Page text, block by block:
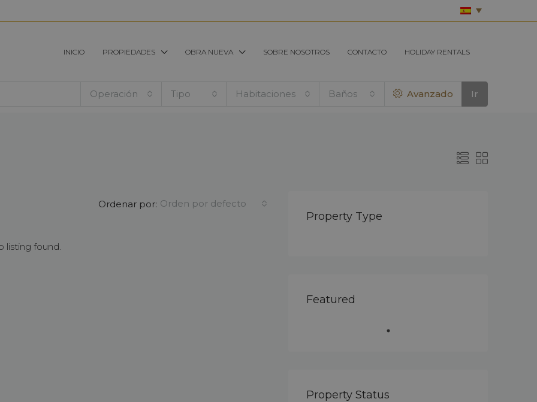
INICIO PROPIEDADES OBRA NUEVA SOBRE NOSOTROS CONTACTO HOLIDAY RENTALS
Operación Tipo Habitaciones Baños Avanzado Ir
Ordenar por: Orden por defecto
listing found.
Property Type
Featured
Property Status